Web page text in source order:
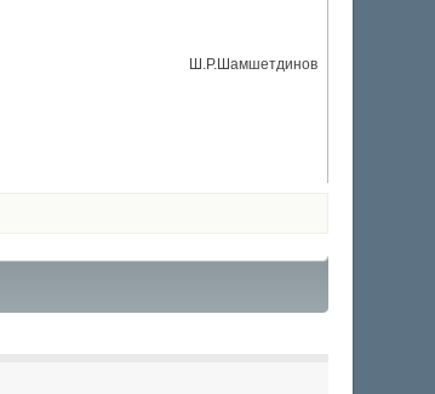
Ш.Р.Шамшетдинов